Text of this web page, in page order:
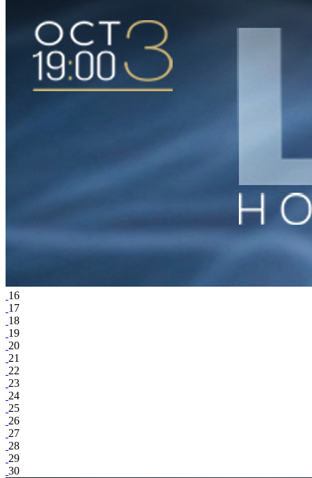
16
17
18
19
20
21
22
23
24
25
26
27
28
29
30